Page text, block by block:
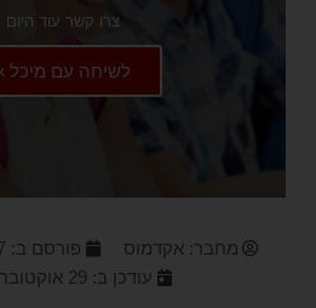
צרו קשר עוד היום
לשיחה עם מיכל
מחבר:אקדמוס פורסם ב:
עודכן ב: 29 אוקטובר, 2019